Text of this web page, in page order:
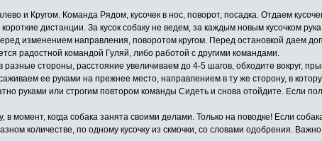
и Кругом. Команда Рядом, кусочек в нос, поворот, посадка. Отдаем
дистанции. За кусок собаку не ведем, за каждым новым кусочком
изменением направления, поворотом кругом. Перед остановкой даем
радостной командой Гуляй, либо работой с другими командами.
стороны, расстояние увеличиваем до 4-5 шагов, обходите вокруг,
ее руками на прежнее место, направлением в ту же сторону, в
руками или строгим повтором команды Сидеть и снова отойдите. Если
момент, когда собака занята своими делами. Только на поводке! Если
количестве, по одному кусочку из скмочки, со словами одобрения.